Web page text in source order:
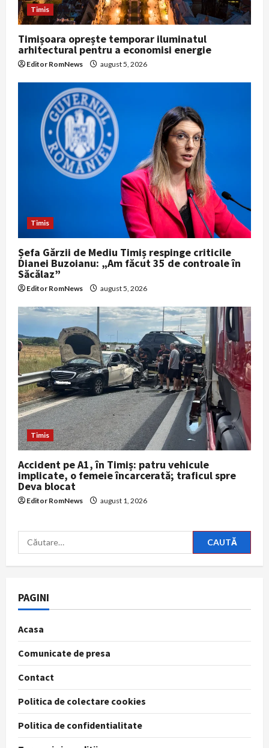
n Timis
Timișoara oprește temporar iluminatul
arhitectural pentru a economisi energie
Editor RomNews august 5, 2026
Timis
Șefa Gărzii de Mediu Timiș respinge criticile
Dianei Buzoianu: „Am făcut 35 de controale în
Săcălaz”
Editor RomNews august 5, 2026
Timis
Accident pe A1, în Timiș: patru vehicule
implicate, o femeie încarcerată; traficul spre
Deva blocat
Editor RomNews august 1, 2026
Caută
după:
PAGINI
Acasa
Comunicate de presa
Contact
Politica de colectare cookies
Politica de confidentialitate